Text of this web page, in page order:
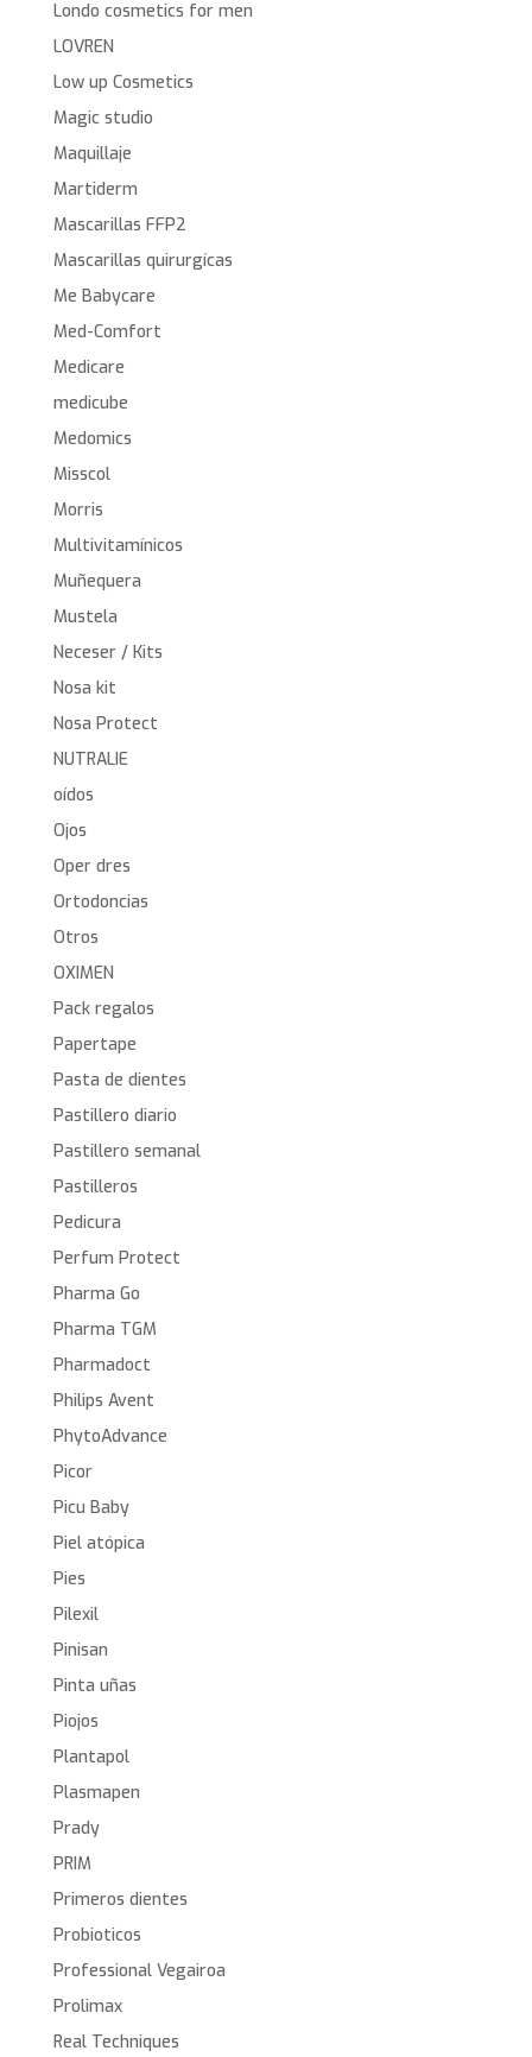
Londo cosmetics for men
LOVREN
Low up Cosmetics
Magic studio
Maquillaje
Martiderm
Mascarillas FFP2
Mascarillas quirurgícas
Me Babycare
Med-Comfort
Medicare
medicube
Medomics
Misscol
Morris
Multivitamínicos
Muñequera
Mustela
Neceser / Kits
Nosa kit
Nosa Protect
NUTRALIE
oídos
Ojos
Oper dres
Ortodoncias
Otros
OXIMEN
Pack regalos
Papertape
Pasta de dientes
Pastillero diario
Pastillero semanal
Pastilleros
Pedicura
Perfum Protect
Pharma Go
Pharma TGM
Pharmadoct
Philips Avent
PhytoAdvance
Picor
Picu Baby
Piel atópica
Pies
Pilexil
Pinisan
Pinta uñas
Piojos
Plantapol
Plasmapen
Prady
PRIM
Primeros dientes
Probioticos
Professional Vegairoa
Prolimax
Real Techniques